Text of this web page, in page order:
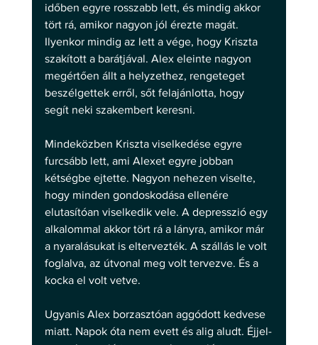
időben egyre rosszabb lett, és mindig akkor
tört rá, amikor nagyon jól érezte magát.
Ilyenkor mindig az lett a vége, hogy Kriszta
szakított a barátjával. Alex eleinte nagyon
megértően állt a helyzethez, rengeteget
beszélgettek erről, sőt felajánlotta, hogy
segít neki szakembert keresni.
Mindeközben Kriszta viselkedése egyre
furcsább lett, ami Alexet egyre jobban
kétségbe ejtette. Nagyon nehezen viselte,
hogy minden gondoskodása ellenére
elutasítóan viselkedik vele. A depresszió egy
alkalommal akkor tört rá a lányra, amikor már
a nyaralásukat is eltervezték. A szállás le volt
foglalva, az útvonal meg volt tervezve. És a
kocka el volt vetve.
Ugyanis Alex borzasztóan aggódott kedvese
miatt. Napok óta nem evett és alig aludt. Éjjel-